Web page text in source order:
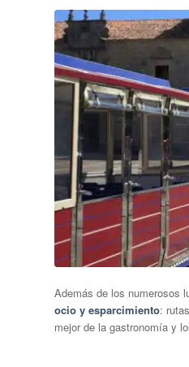
Además de los numerosos
ocio y esparcimiento:
mejor de la gastronomía y